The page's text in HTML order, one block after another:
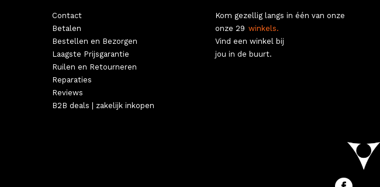
Contact
Betalen
Bestellen en Bezorgen
Laagste Prijsgarantie
Ruilen en Retourneren
Reparaties
Reviews
B2B deals | zakelijk inkopen
Kom gezellig langs in één van onze
onze 29 winkels.
Vind een winkel bij
jou in de buurt.